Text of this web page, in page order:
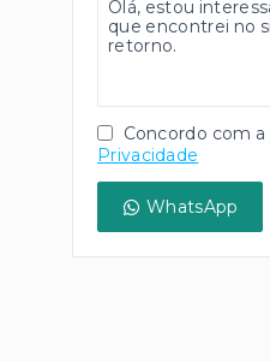
Concordo com a
Privacidade
WhatsApp